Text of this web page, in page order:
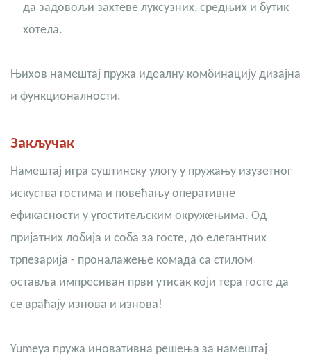
да задовољи захтеве луксузних, средњих и бутик
хотела.
Њихов намештај пружа идеалну комбинацију дизајна
и функционалности.
Закључак
Намештај игра суштинску улогу у пружању изузетног
искуства гостима и повећању оперативне
ефикасности у угоститељским окружењима. Од
пријатних лобија и соба за госте, до елегантних
трпезарија - проналажење комада са стилом
оставља импресиван први утисак који тера госте да
се враћају изнова и изнова!
Yumeya пружа иновативна решења за намештај